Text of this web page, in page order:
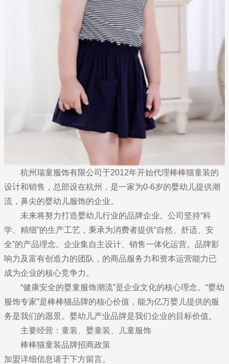
杭州瑞童服饰有限公司于2012年开始代理棒棒猫童装的
设计和销售，总部设在杭州，是一家为0-6岁的婴幼儿提供潮
流，鼻尖的婴幼儿服饰的企业。
未来将努力打造婴幼儿行业的品牌企业。公司坚持“科
学、精细”的生产工艺，秉承为消费者提供“自然、舒适、安
全”的产品理念。企业集自主设计、销售一体化运营。品牌影
响力及富有创造力的团队，的商品服务力和资本运营能力已
成为企业的核心竞争力。
“健康安全的婴童服饰潮流”是企业文化的核心理念。“婴幼
服饰专家”是棒棒猫品牌的核心价值，能为亿万婴儿提供的服
务是我们的愿景。婴幼儿产业品牌是我们企业的目标价值。
主要经营：童装、婴童装、儿童服饰
棒棒猫童装品牌招商政策
加盟详细信息请于下方留言。